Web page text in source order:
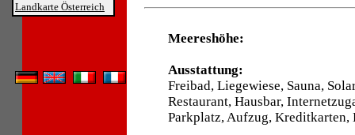
Landkarte Österreich
Meereshöhe:
Ausstattung:
Freibad, Liegewiese, Sauna,
Restaurant, Hausbar,
Parkplatz, Aufzug,